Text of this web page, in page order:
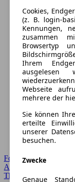
Forum Startseite
Alle Auto-Foren
Themen-Forum
Cookies,
(z. B. login-
Kennungen,
zusammen
Browsertyp
Ihrem
Webseite
mehrere der
Sie können
erteilte
unserer
besuchen.
Zwecke
Genaue